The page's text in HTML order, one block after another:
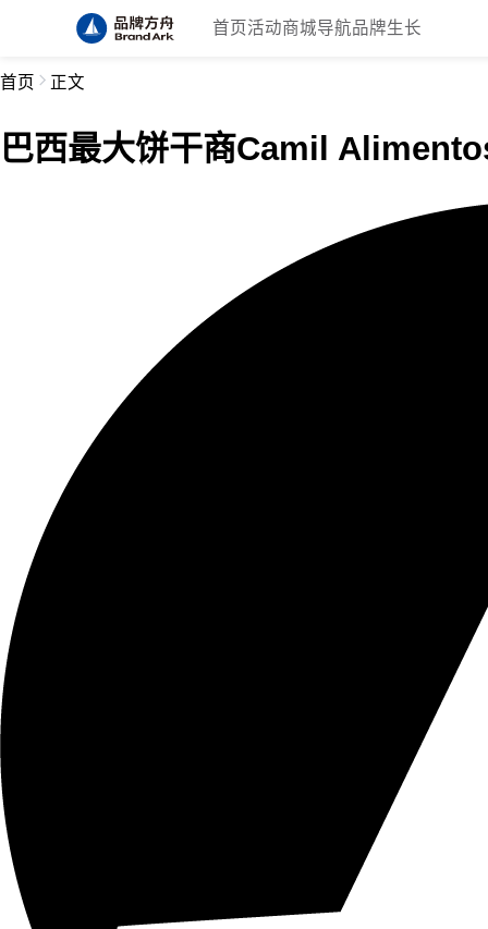
首页 活动商城导航品牌生长
首页 正文
巴西最大饼干商Camil